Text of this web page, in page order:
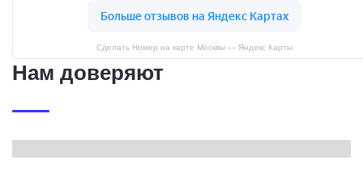
Сделать Номер на карте Москвы — Яндекс Карты
Нам доверяют